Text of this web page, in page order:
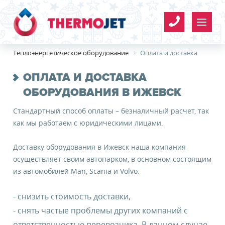
Теплоэнергетическое оборудование Оплата и доставка
ОПЛАТА И ДОСТАВКА
ОБОРУДОВАНИЯ В ИЖЕВСК
Стандартный способ оплаты – безналичный расчет, так
как мы работаем с юридическими лицами.
Доставку оборудования в Ижевск наша компания
осуществляет своим автопарком, в основном состоящим
из автомобилей Man, Scania и Volvo.
- снизить стоимость доставки,
- снять частые проблемы других компаний с
Организация
Имя*
Телефон*
E-mail